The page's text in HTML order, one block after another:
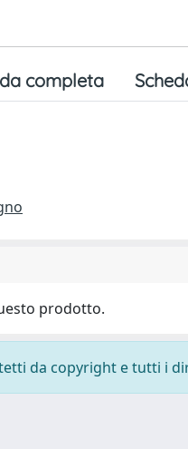
completa
prodotto.
da copyright e tutti i